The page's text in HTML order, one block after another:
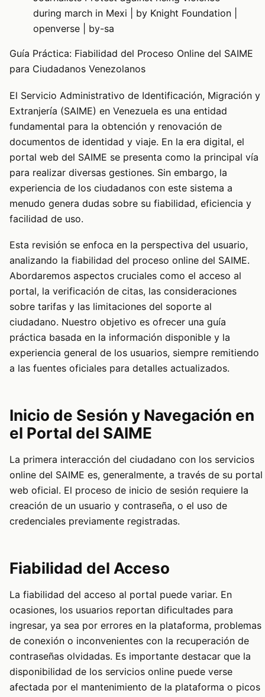
during march in Mexi | by Knight Foundation |
openverse | by-sa
Guía Práctica: Fiabilidad del Proceso Online del SAIME
para Ciudadanos Venezolanos
El Servicio Administrativo de Identificación, Migración y
Extranjería (SAIME) en Venezuela es una entidad
fundamental para la obtención y renovación de
documentos de identidad y viaje. En la era digital, el
portal web del SAIME se presenta como la principal vía
para realizar diversas gestiones. Sin embargo, la
experiencia de los ciudadanos con este sistema a
menudo genera dudas sobre su fiabilidad, eficiencia y
facilidad de uso.
Esta revisión se enfoca en la perspectiva del usuario,
analizando la fiabilidad del proceso online del SAIME.
Abordaremos aspectos cruciales como el acceso al
portal, la verificación de citas, las consideraciones
sobre tarifas y las limitaciones del soporte al
ciudadano. Nuestro objetivo es ofrecer una guía
práctica basada en la información disponible y la
experiencia general de los usuarios, siempre remitiendo
a las fuentes oficiales para detalles actualizados.
Inicio de Sesión y Navegación en
el Portal del SAIME
La primera interacción del ciudadano con los servicios
online del SAIME es, generalmente, a través de su portal
web oficial. El proceso de inicio de sesión requiere la
creación de un usuario y contraseña, o el uso de
credenciales previamente registradas.
Fiabilidad del Acceso
La fiabilidad del acceso al portal puede variar. En
ocasiones, los usuarios reportan dificultades para
ingresar, ya sea por errores en la plataforma, problemas
de conexión o inconvenientes con la recuperación de
contraseñas olvidadas. Es importante destacar que la
disponibilidad de los servicios online puede verse
afectada por el mantenimiento de la plataforma o picos